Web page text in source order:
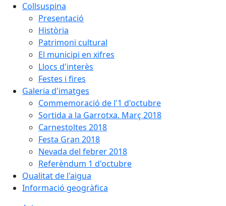
Collsuspina
Presentació
Història
Patrimoni cultural
El municipi en xifres
Llocs d'interès
Festes i fires
Galeria d'imatges
Commemoració de l'1 d'octubre
Sortida a la Garrotxa. Març 2018
Carnestoltes 2018
Festa Gran 2018
Nevada del febrer 2018
Referèndum 1 d'octubre
Qualitat de l'aigua
Informació geogràfica